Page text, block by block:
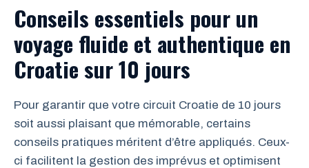
Conseils essentiels pour un
voyage fluide et authentique en
Croatie sur 10 jours
Pour garantir que votre circuit Croatie de 10 jours
soit aussi plaisant que mémorable, certains
conseils pratiques méritent d’être appliqués. Ceux-
ci facilitent la gestion des imprévus et optimisent